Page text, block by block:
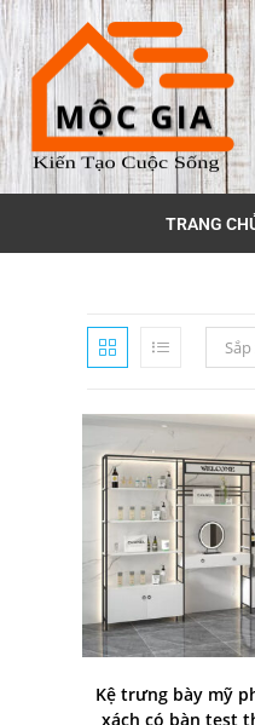
TRANG
Kệ trưng bày mỹ
xách có bàn test